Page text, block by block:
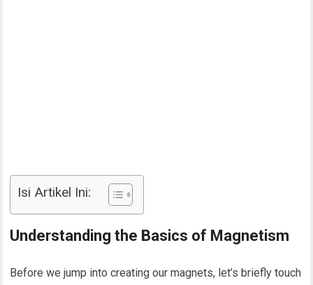
Isi Artikel Ini:
Understanding the Basics of Magnetism
Before we jump into creating our magnets, let’s briefly touch